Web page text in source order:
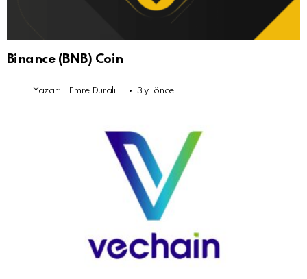
Binance (BNB) Coin
Yazar: Emre Duralı 3 yıl önce